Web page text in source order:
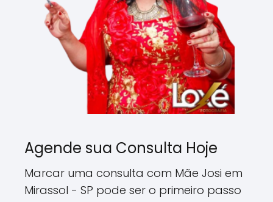
Agende sua Consulta Hoje
Marcar uma consulta com Mãe Josi em
Mirassol - SP pode ser o primeiro passo